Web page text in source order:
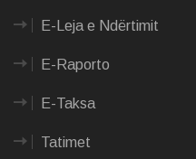
E-Leja e Ndërtimit
E-Raporto
E-Taksa
Tatimet